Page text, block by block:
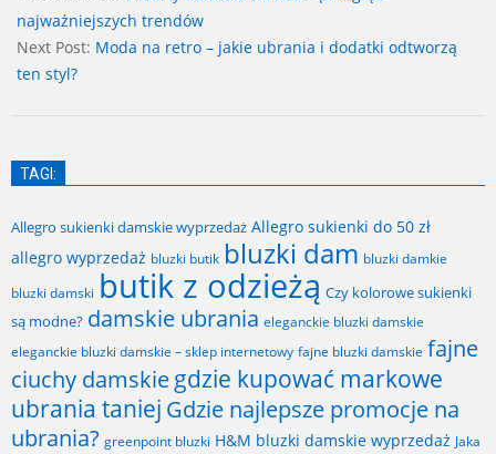
08
najważniejszych trendów
Next Post: Moda na retro – jakie ubrania i dodatki odtworzą
ten styl?
TAGI:
Allegro sukienki damskie wyprzedaż Allegro sukienki do 50 zł
allegro wyprzedaż bluzki butik bluzki dam bluzki damkie
bluzki damski butik z odzieżą Czy kolorowe sukienki
są modne? damskie ubrania eleganckie bluzki damskie
eleganckie bluzki damskie – sklep internetowy fajne bluzki damskie fajne
ciuchy damskiegdzie kupować markowe
ubrania taniej Gdzie najlepsze promocje na
ubrania? greenpoint bluzki H&M bluzki damskie wyprzedaż Jaka